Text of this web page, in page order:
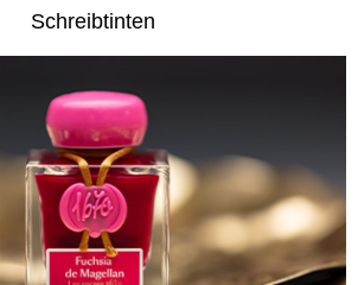
Schreibtinten